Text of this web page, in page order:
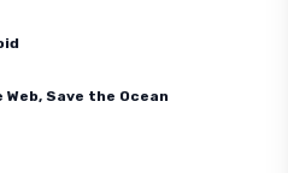
Save the Ocean